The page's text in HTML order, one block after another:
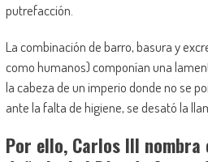
putrefacción.
La combinación de barro, basura y
como humanos) componían una
la cabeza de un imperio donde no se
ante la falta de higiene, se desató la
Por ello, Carlos III nombra